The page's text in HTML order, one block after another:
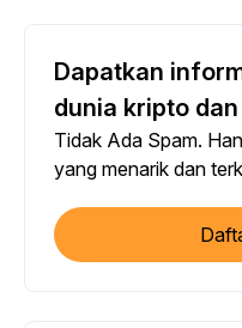
Dapatkan
dunia kripto
Tidak Ada Spam.
yang menarik dan